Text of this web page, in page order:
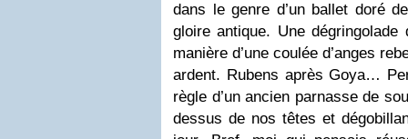
dans le genre d’un ballet doré
gloire antique. Une
manière d’une coulée d’anges
ardent. Rubens après Goya…
règle d’un ancien parnasse de
dessus de nos têtes et